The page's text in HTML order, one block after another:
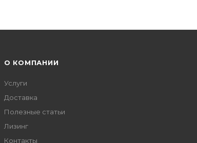
О КОМПАНИИ
Услуги
Доставка
Полезные статьи
Лизинг
Контакты